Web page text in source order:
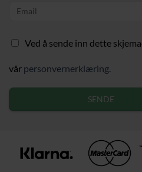
Ved å sende inn dette
vår personvernerklæring.
SENDE